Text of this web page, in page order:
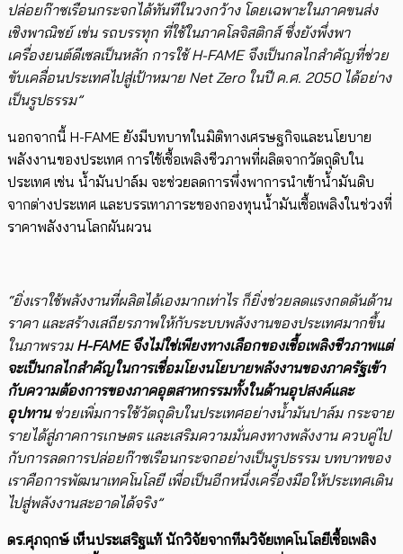
ปล่อยก๊าซเรือนกระจกได้ทันทีในวงกว้าง โดยเฉพาะในภาคขนส่ง
เชิงพาณิชย์ เช่น รถบรรทุก ที่ใช้ในภาคโลจิสติกส์ ซึ่งยังพึ่งพา
เครื่องยนต์ดีเซลเป็นหลัก การใช้ H-FAME จึงเป็นกลไกสำคัญที่ช่วย
ขับเคลื่อนประเทศไปสู่เป้าหมาย Net Zero ในปี ค.ศ. 2050 ได้อย่าง
เป็นรูปธรรม”
นอกจากนี้ H-FAME ยังมีบทบาทในมิติทางเศรษฐกิจและนโยบาย
พลังงานของประเทศ การใช้เชื้อเพลิงชีวภาพที่ผลิตจากวัตถุดิบใน
ประเทศ เช่น น้ำมันปาล์ม จะช่วยลดการพึ่งพาการนำเข้าน้ำมันดิบ
จากต่างประเทศ และบรรเทาภาระของกองทุนน้ำมันเชื้อเพลิงในช่วงที่
ราคาพลังงานโลกผันผวน
“ยิ่งเราใช้พลังงานที่ผลิตได้เองมากเท่าไร ก็ยิ่งช่วยลดแรงกดดันด้าน
ราคา และสร้างเสถียรภาพให้กับระบบพลังงานของประเทศมากขึ้น
ในภาพรวม H-FAME จึงไม่ใช่เพียงทางเลือกของเชื้อเพลิงชีวภาพแต่
จะเป็นกลไกสำคัญในการเชื่อมโยงนโยบายพลังงานของภาครัฐเข้า
กับความต้องการของภาคอุตสาหกรรมทั้งในด้านอุปสงค์และ
อุปทานช่วยเพิ่มการใช้วัตถุดิบในประเทศอย่างน้ำมันปาล์ม กระจาย
รายได้สู่ภาคการเกษตร และเสริมความมั่นคงทางพลังงาน ควบคู่ไป
กับการลดการปล่อยก๊าซเรือนกระจกอย่างเป็นรูปธรรม บทบาทของ
เราคือการพัฒนาเทคโนโลยี เพื่อเป็นอีกหนึ่งเครื่องมือให้ประเทศเดิน
ไปสู่พลังงานสะอาดได้จริง”
ดร.ศุภฤกษ์ เห็นประเสริฐแท้ นักวิจัยจากทีมวิจัยเทคโนโลยีเชื้อเพลิง